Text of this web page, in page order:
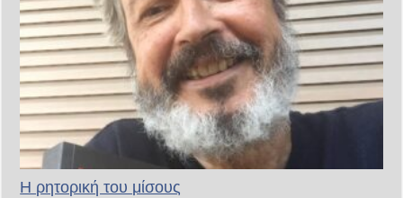
Η ρητορική του μίσους